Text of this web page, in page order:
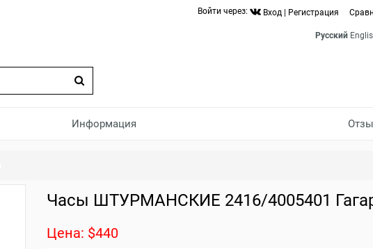
Войти через: Вход Регистрация
Русский
Информация
Часы ШТУРМАНСКИЕ 2416/4005401
Цена: $440